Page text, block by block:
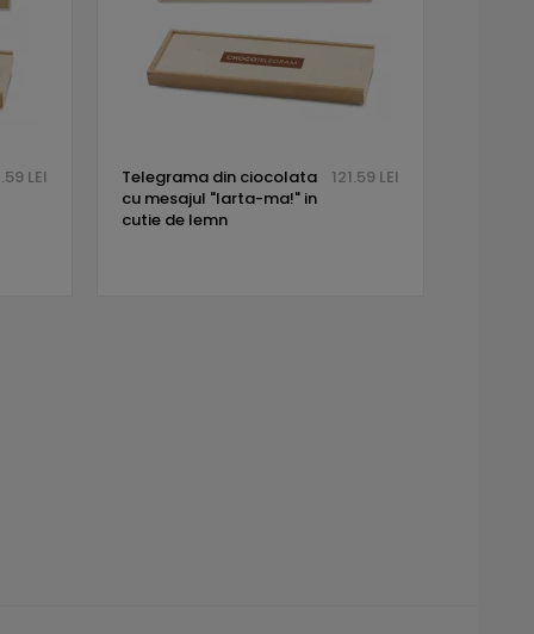
LEI
Telegrama din ciocolata
cu mesajul "Iarta-ma!" in
cutie de lemn
121.59 LEI